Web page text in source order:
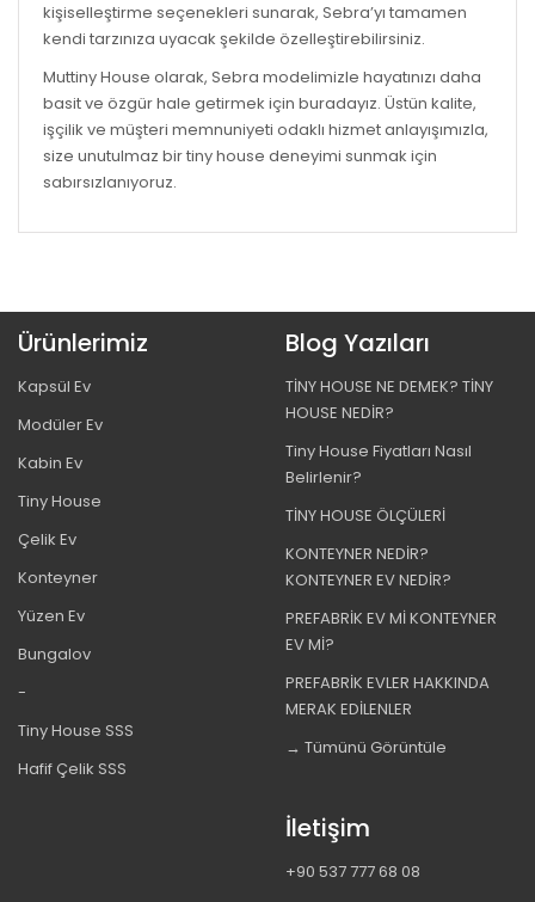
kişiselleştirme seçenekleri sunarak, Sebra’yı tamamen
kendi tarzınıza uyacak şekilde özelleştirebilirsiniz.
Muttiny House olarak, Sebra modelimizle hayatınızı daha
basit ve özgür hale getirmek için buradayız. Üstün kalite,
işçilik ve müşteri memnuniyeti odaklı hizmet anlayışımızla,
size unutulmaz bir tiny house deneyimi sunmak için
sabırsızlanıyoruz.
Ürünlerimiz
Kapsül Ev
Modüler Ev
Kabin Ev
Tiny House
Çelik Ev
Konteyner
Yüzen Ev
Bungalov
-
Tiny House SSS
Hafif Çelik SSS
Blog Yazıları
TİNY HOUSE NE DEMEK? TİNY
HOUSE NEDİR?
Tiny House Fiyatları Nasıl
Belirlenir?
TİNY HOUSE ÖLÇÜLERİ
KONTEYNER NEDİR?
KONTEYNER EV NEDİR?
PREFABRİK EV Mİ KONTEYNER
EV Mİ?
PREFABRİK EVLER HAKKINDA
MERAK EDİLENLER
→ Tümünü Görüntüle
İletişim
+90 537 777 68 08